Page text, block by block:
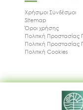
Χρήσιμοι Συνδέσμοι
Sitemap
Όροι χρήσης
Πολιτική Προστασίας
Πολιτική
Πολιτική Cookies